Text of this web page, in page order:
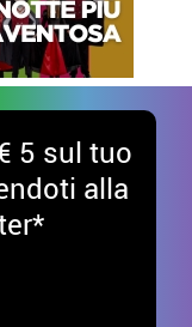
5 sul tuo
alla